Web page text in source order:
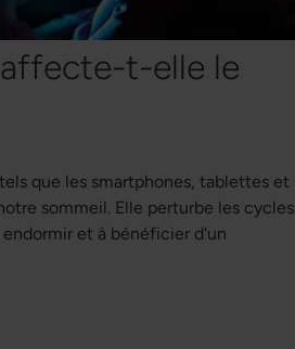
t-elle le
que les smartphones, tablettes et
sommeil. Elle perturbe les cycles
et à bénéficier d'un